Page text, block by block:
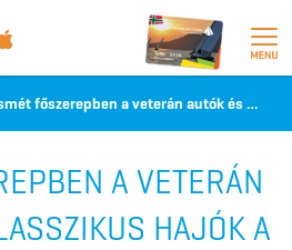
főszerepben a veterán autók és a klasszikus hajók a Balatonon
A VETERÁN
HAJÓK A